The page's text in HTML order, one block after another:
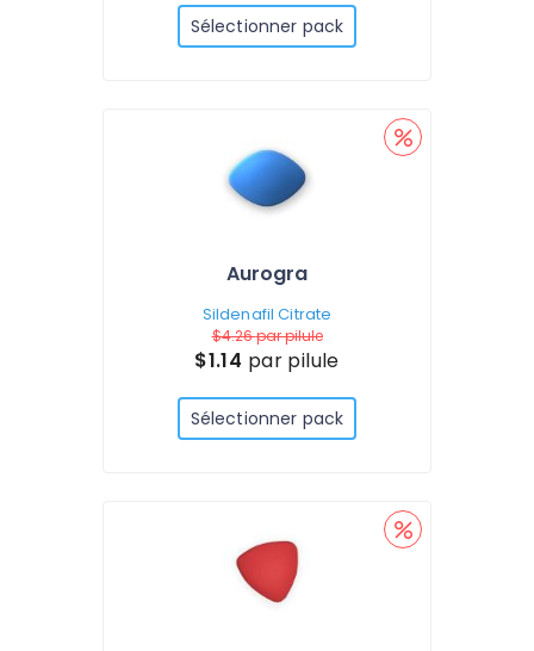
Sélectionner pack
Aurogra
Sildenafil Citrate
$4.26par pilule
$1.14 par pilule
Sélectionner pack